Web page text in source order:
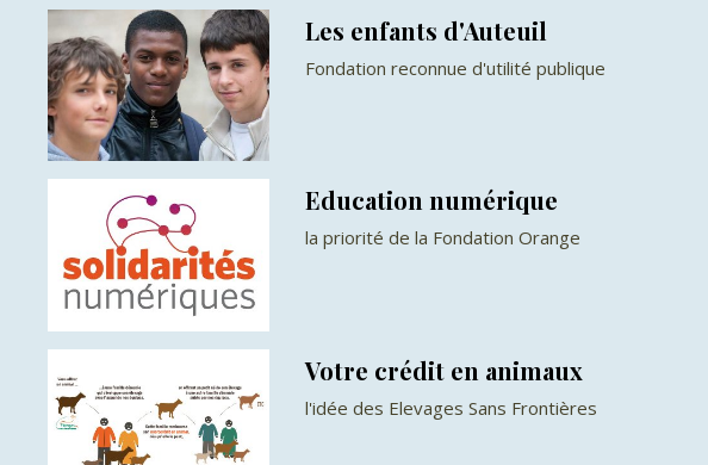
Les enfants d'Auteuil
Fondation reconnue d'utilité publique
Education numérique
la priorité de la Fondation Orange
Votre crédit en animaux
l'idée des Elevages Sans Frontières